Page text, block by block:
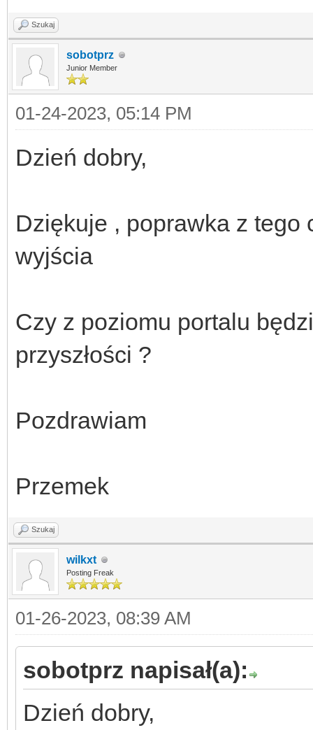
Szukaj
sobotprz
Junior Member
01-24-2023, 05:14 PM
Dzień dobry,
Dziękuje , poprawka z
wyjścia
Czy z poziomu portalu
przyszłości ?
Pozdrawiam
Przemek
Szukaj
wilkxt
Posting Freak
01-26-2023, 08:39 AM
sobotprz napisał(a):
Dzień dobry,